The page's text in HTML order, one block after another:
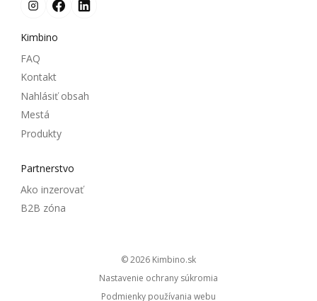
Kimbino
FAQ
Kontakt
Nahlásiť obsah
Mestá
Produkty
Partnerstvo
Ako inzerovať
B2B zóna
© 2026
kimbino.sk
Nastavenie ochrany súkromia
Podmienky používania webu